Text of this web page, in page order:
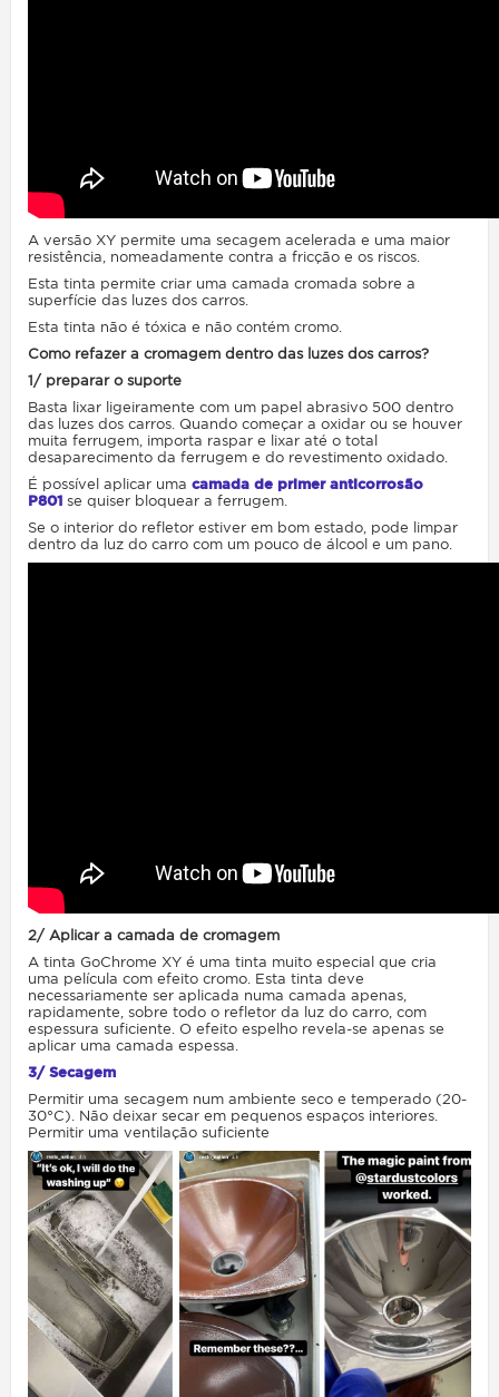
A versão XY permite uma secagem acelerada e uma maior
resistência, nomeadamente contra a fricção e os riscos.
Esta tinta permite criar uma camada cromada sobre a
superfície das luzes dos carros.
Esta tinta não é tóxica e não contém cromo.
Como refazer a cromagem dentro das luzes dos carros?
1/ preparar o suporte
Basta lixar ligeiramente com um papel abrasivo 500 dentro
das luzes dos carros. Quando começar a oxidar ou se houver
muita ferrugem, importa raspar e lixar até o total
desaparecimento da ferrugem e do revestimento oxidado.
É possível aplicar uma camada de primer anticorrosão
P801 se quiser bloquear a ferrugem.
Se o interior do refletor estiver em bom estado, pode limpar
dentro da luz do carro com um pouco de álcool e um pano.
2/ Aplicar a camada de cromagem
A tinta GoChrome XY é uma tinta muito especial que cria
uma película com efeito cromo. Esta tinta deve
necessariamente ser aplicada numa camada apenas,
rapidamente, sobre todo o refletor da luz do carro, com
espessura suficiente. O efeito espelho revela-se apenas se
aplicar uma camada espessa.
3/ Secagem
Permitir uma secagem num ambiente seco e temperado (20-
30°C). Não deixar secar em pequenos espaços interiores.
Permitir uma ventilação suficiente